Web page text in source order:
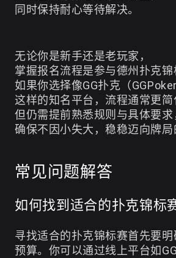
同时保持耐心等待解决。
无论你是新手还是老玩家，
掌握报名流程是参与德州扑克锦
如果你选择像GG扑克（GGPoker
这样的知名平台，流程通常更简
但仍需提前熟悉规则与具体要求
确保不因小失大，稳稳迈向牌局
常见问题解答
如何找到适合的扑克锦标
寻找适合的扑克锦标赛首先要
预算。你可以通过线上平台如